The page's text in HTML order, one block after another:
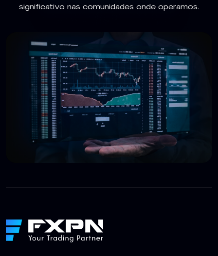
significativo nas comunidades onde operamos.